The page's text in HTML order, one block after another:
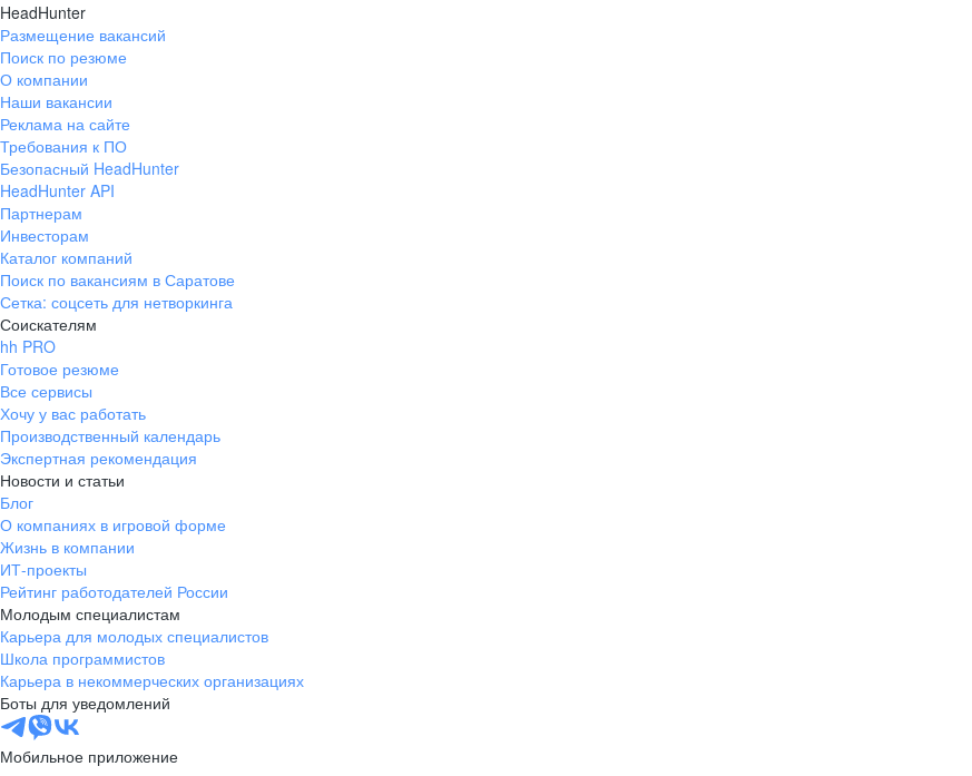
HeadHunter
Размещение вакансий
Поиск по резюме
О компании
Наши вакансии
Реклама на сайте
Требования к ПО
Безопасный HeadHunter
HeadHunter API
Партнерам
Инвесторам
Каталог компаний
Поиск по вакансиям в Саратове
Сетка: соцсеть для нетворкинга
Соискателям
hh PRO
Готовое резюме
Все сервисы
Хочу у вас работать
Производственный календарь
Экспертная рекомендация
Новости и статьи
Блог
О компаниях в игровой форме
Жизнь в компании
ИТ-проекты
Рейтинг работодателей России
Молодым специалистам
Карьера для молодых специалистов
Школа программистов
Карьера в некоммерческих организациях
Боты для уведомлений
Мобильное приложение